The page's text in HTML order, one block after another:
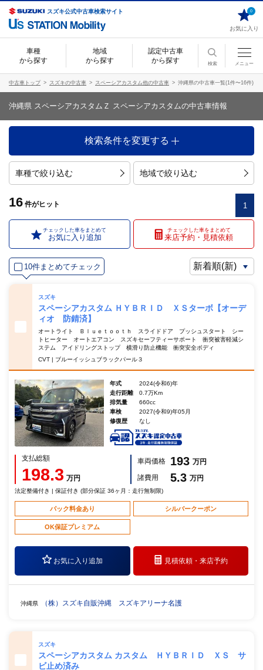
スズキ公式中古車検索サイト
お気に入り
0
車種
から探す
地域
から探す
認定中古車
から探す
検索 メニュー
中古車トップ スズキの中古車 スペーシアカスタム他の中古車 沖縄県の中古車一覧(1件〜16件)
沖縄県 スペーシアカスタムＺ スペーシアカスタムの中古車情報
検索条件を変更する
車種で絞り込む 地域で絞り込む
16 件がヒット 1
チェックした車をまとめて
お気に入り追加
チェックした車をまとめて
来店予約・見積依頼
10件まとめてチェック
スズキ
スペーシアカスタム ＨＹＢＲＩＤ ＸＳターボ【オーデ
ィオ 防錆済】
オートライト Ｂｌｕｅｔｏｏｔｈ スライドドア プッシュスタート シー
トヒーター オートエアコン スズキセーフティーサポート 衝突被害軽減シ
ステム アイドリングストップ 横滑り防止機能 衝突安全ボディ
CVT | ブルーイッシュブラックパール３
年式
2024(令和6)年
走行距離
0.7万Km
排気量
660cc
車検
2027(令和9)年05月
修復歴
なし
支払総額
198.3 万円
車両価格 193 万円
諸費用
5.3 万円
法定整備付き | 保証付き (部分保証 36ヶ月：走行無制限)
パック料金あり シルバークーポン
OK保証プレミアム
お気に入り追加 見積依頼・来店予約
沖縄県 （株）スズキ自販沖縄 スズキアリーナ名護
スズキ
スペーシアカスタム カスタム ＨＹＢＲＩＤ ＸＳ サ
ビ止め済み